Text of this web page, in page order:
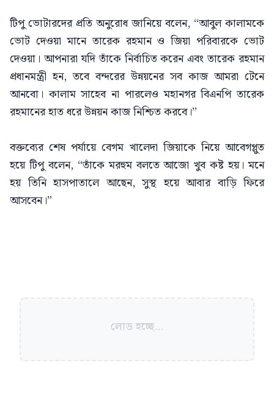
টিপু ভোটারদের প্রতি অনুরোধ জানিয়ে বলেন, “আবুল কালামকে
ভোট দেওয়া মানে তারেক রহমান ও জিয়া পরিবারকে ভোট
দেওয়া। আপনারা যদি তাঁকে নির্বাচিত করেন এবং তারেক রহমান
প্রধানমন্ত্রী হন, তবে বন্দরের উন্নয়নের সব কাজ আমরা টেনে
আনবো। কালাম সাহেব না পারলেও মহানগর বিএনপি তারেক
রহমানের হাত ধরে উন্নয়ন কাজ নিশ্চিত করবে।”
বক্তব্যের শেষ পর্যায়ে বেগম খালেদা জিয়াকে নিয়ে আবেগপ্লুত
হয়ে টিপু বলেন, “তাঁকে মরহুম বলতে আজো খুব কষ্ট হয়। মনে
হয় তিনি হাসপাতালে আছেন, সুস্থ হয়ে আবার বাড়ি ফিরে
আসবেন।”
লোড হচ্ছে...